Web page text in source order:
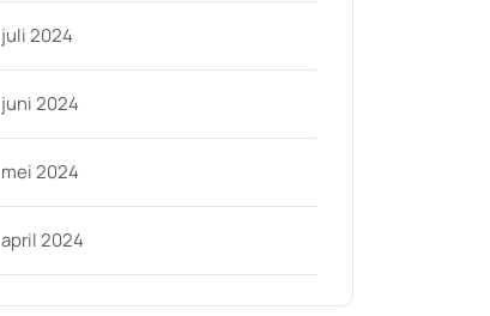
juli 2024
juni 2024
mei 2024
april 2024